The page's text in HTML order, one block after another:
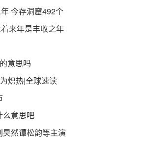
今存洞窟492个
来年是丰收之年
意思吗
炽热|全球速读
么意思吧
然谭松韵等主演